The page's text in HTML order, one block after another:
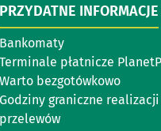
PRZYDATNE INFORMACJE
Bankomaty
Terminale płatnicze
Warto bezgotówkowo
Godziny graniczne realizacji
przelewów